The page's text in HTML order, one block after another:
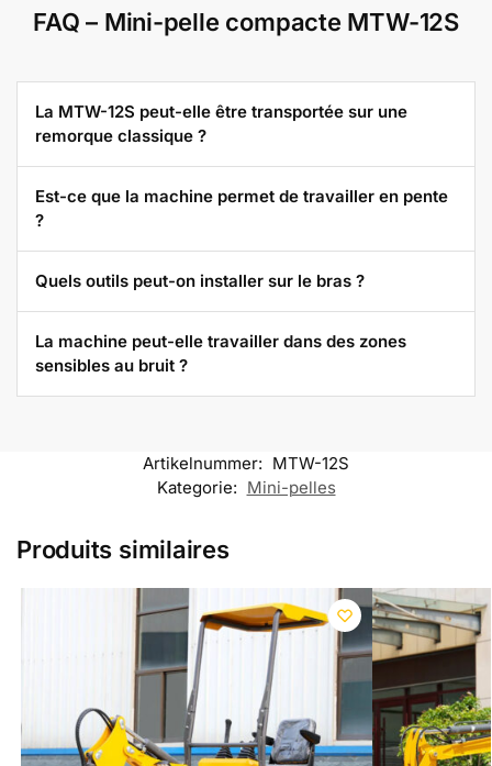
FAQ – Mini-pelle compacte MTW-12S
La MTW-12S peut-elle être transportée sur une
remorque classique ?
Est-ce que la machine permet de travailler en pente
?
Quels outils peut-on installer sur le bras ?
La machine peut-elle travailler dans des zones
sensibles au bruit ?
Artikelnummer: MTW-12S
Kategorie: Mini-pelles
Produits similaires